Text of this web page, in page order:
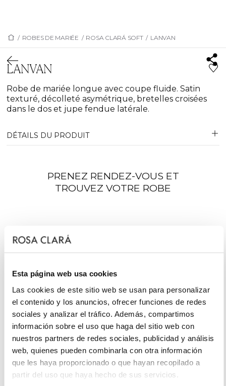
Esta página web usa cookies
Las cookies de este sitio web se usan para personalizar
el contenido y los anuncios, ofrecer funciones de redes
sociales y analizar el tráfico. Además, compartimos
información sobre el uso que haga del sitio web con
nuestros partners de redes sociales, publicidad y análisis
web, quienes pueden combinarla con otra información
que les haya proporcionado o que hayan recopilado a
partir del uso que haya hecho de sus servicios.
/ ROBES DE MARIÉE / ROSA CLARÁ SOFT / LANVAN
LANVAN
Robe de mariée longue avec coupe fluide. Satin
texturé, décolleté asymétrique, bretelles croisées
dans le dos et jupe fendue latérale.
DÉTAILS DU PRODUIT
PRENEZ RENDEZ-VOUS ET
TROUVEZ VOTRE ROBE